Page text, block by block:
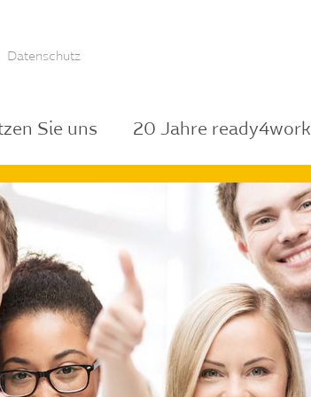
Datenschutz
Sie uns 20 Jahre ready4work